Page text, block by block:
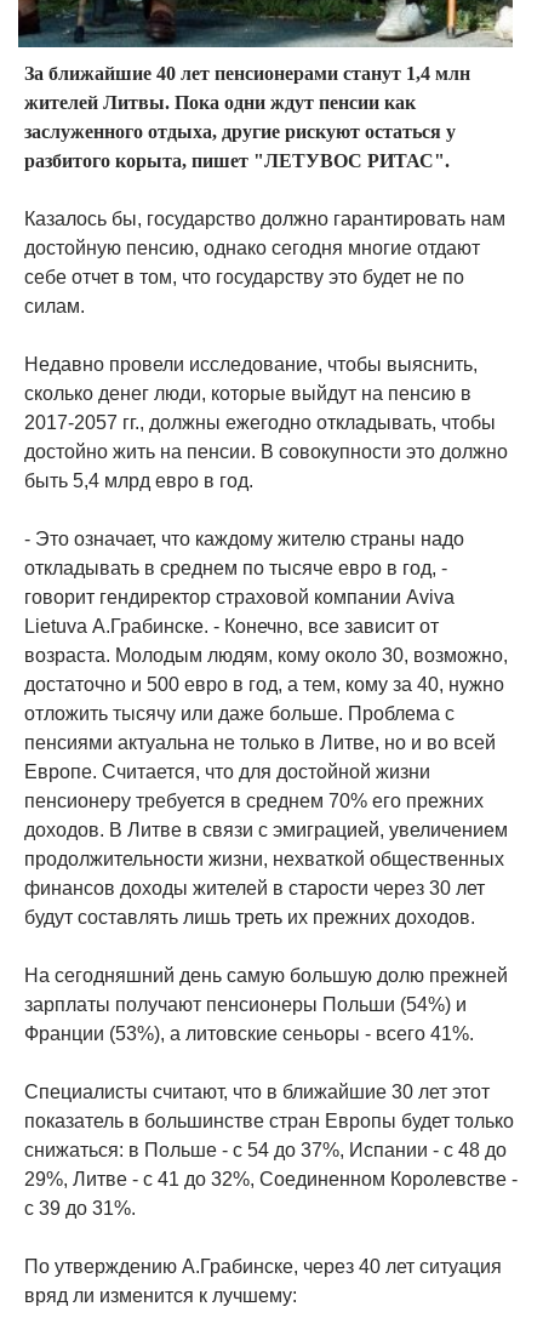
За ближайшие 40 лет пенсионерами станут 1,4 млн
жителей Литвы. Пока одни ждут пенсии как
заслуженного отдыха, другие рискуют остаться у
разбитого корыта, пишет "ЛЕТУВОС РИТАС".
Казалось бы, государство должно гарантировать нам
достойную пенсию, однако сегодня многие отдают
себе отчет в том, что государству это будет не по
силам.
Недавно провели исследование, чтобы выяснить,
сколько денег люди, которые выйдут на пенсию в
2017-2057 гг., должны ежегодно откладывать, чтобы
достойно жить на пенсии. В совокупности это должно
быть 5,4 млрд евро в год.
- Это означает, что каждому жителю страны надо
откладывать в среднем по тысяче евро в год, -
говорит гендиректор страховой компании Aviva
Lietuva А.Грабинске. - Конечно, все зависит от
возраста. Молодым людям, кому около 30, возможно,
достаточно и 500 евро в год, а тем, кому за 40, нужно
отложить тысячу или даже больше. Проблема с
пенсиями актуальна не только в Литве, но и во всей
Европе. Считается, что для достойной жизни
пенсионеру требуется в среднем 70% его прежних
доходов. В Литве в связи с эмиграцией, увеличением
продолжительности жизни, нехваткой общественных
финансов доходы жителей в старости через 30 лет
будут составлять лишь треть их прежних доходов.
На сегодняшний день самую большую долю прежней
зарплаты получают пенсионеры Польши (54%) и
Франции (53%), а литовские сеньоры - всего 41%.
Специалисты считают, что в ближайшие 30 лет этот
показатель в большинстве стран Европы будет только
снижаться: в Польше - с 54 до 37%, Испании - с 48 до
29%, Литве - с 41 до 32%, Соединенном Королевстве -
с 39 до 31%.
По утверждению А.Грабинске, через 40 лет ситуация
вряд ли изменится к лучшему: